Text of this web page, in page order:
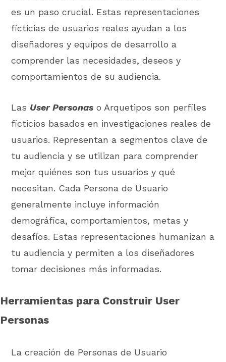
es un paso crucial. Estas representaciones
ficticias de usuarios reales ayudan a los
diseñadores y equipos de desarrollo a
comprender las necesidades, deseos y
comportamientos de su audiencia.
Las User Personas o Arquetipos son perfiles
ficticios basados en investigaciones reales de
usuarios. Representan a segmentos clave de
tu audiencia y se utilizan para comprender
mejor quiénes son tus usuarios y qué
necesitan. Cada Persona de Usuario
generalmente incluye información
demográfica, comportamientos, metas y
desafíos. Estas representaciones humanizan a
tu audiencia y permiten a los diseñadores
tomar decisiones más informadas.
Herramientas para Construir User
Personas
La creación de Personas de Usuario